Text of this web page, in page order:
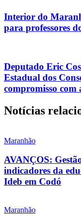
Interior do
para professores
Deputado Eric
Estadual dos
compromisso com
Notícias
Maranhão
AVANÇOS:
indicadores da
Ideb em Codó
Maranhão